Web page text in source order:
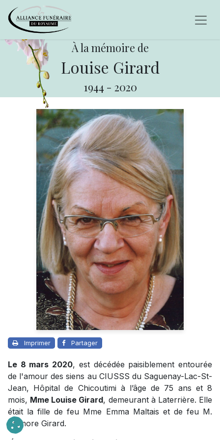
À la mémoire de
Louise Girard
1944 - 2020
Imprimer Partager
Le 8 mars 2020, est décédée paisiblement entourée
de l'amour des siens au CIUSSS du Saguenay-Lac-St-
Jean, Hôpital de Chicoutimi à l’âge de 75 ans et 8
mois, Mme Louise Girard, demeurant à Laterrière. Elle
était la fille de feu Mme Emma Maltais et de feu M.
Valmore Girard.